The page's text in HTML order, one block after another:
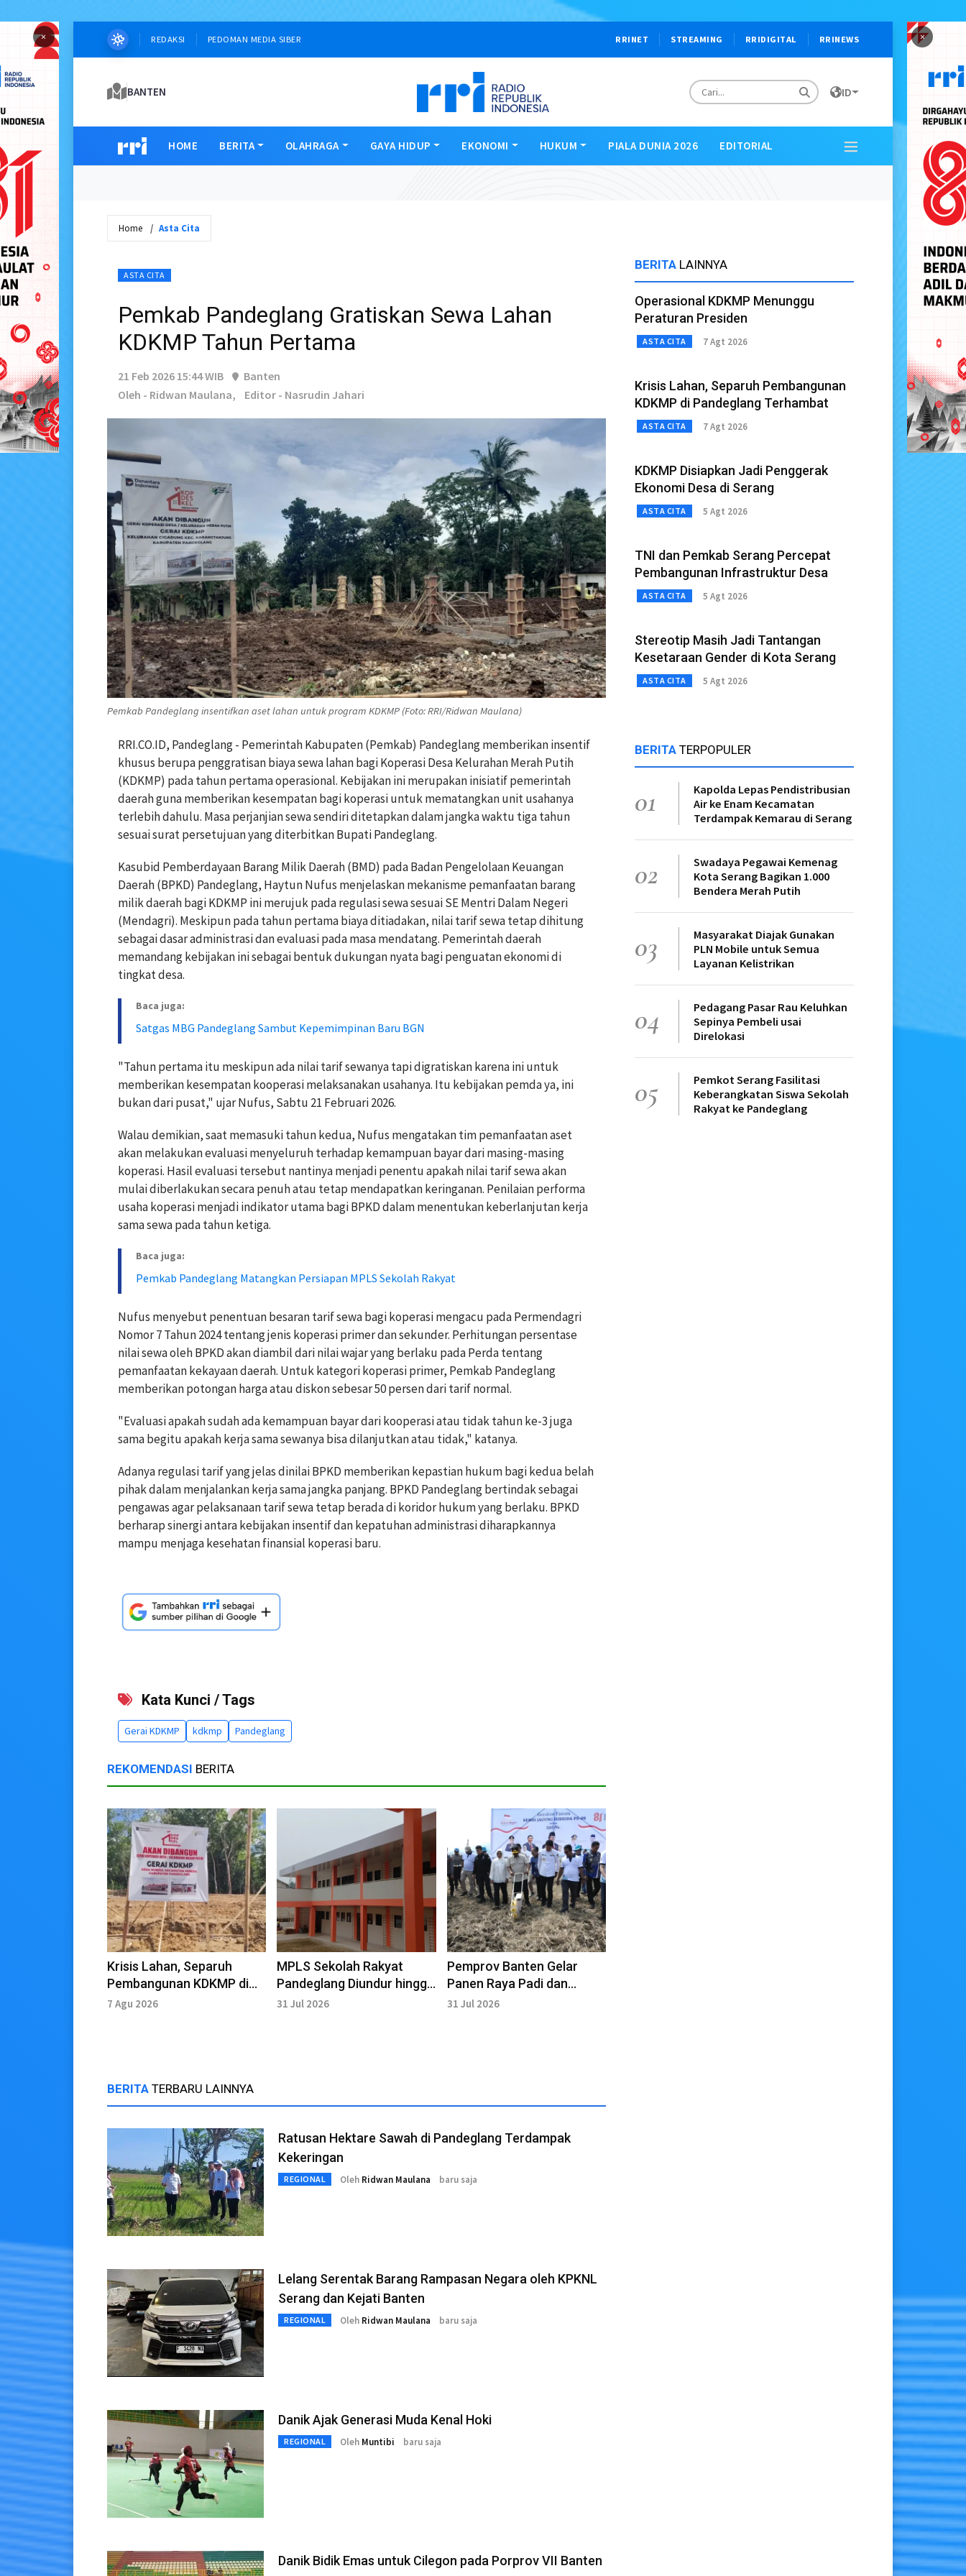
× ×
REDAKSI PEDOMAN MEDIA SIBER RRINET STREAMING RRIDIGITAL RRINEWS
BANTEN ID
HOME BERITA OLAHRAGA GAYA HIDUP EKONOMI HUKUM PIALA DUNIA 2026 EDITORIAL
Home Asta Cita
ASTA CITA
Pemkab Pandeglang Gratiskan Sewa Lahan
KDKMP Tahun Pertama
21 Feb 2026 15:44 WIB
Banten
Oleh - Ridwan Maulana,
Editor - Nasrudin Jahari
Pemkab Pandeglang insentifkan aset lahan untuk program KDKMP (Foto: RRI/Ridwan Maulana)
RRI.CO.ID, Pandeglang - Pemerintah Kabupaten (Pemkab) Pandeglang memberikan insentif
khusus berupa penggratisan biaya sewa lahan bagi Koperasi Desa Kelurahan Merah Putih
(KDKMP) pada tahun pertama operasional. Kebijakan ini merupakan inisiatif pemerintah
daerah guna memberikan kesempatan bagi koperasi untuk mematangkan unit usahanya
terlebih dahulu. Masa perjanjian sewa sendiri ditetapkan dalam jangka waktu tiga tahun
sesuai surat persetujuan yang diterbitkan Bupati Pandeglang.
Kasubid Pemberdayaan Barang Milik Daerah (BMD) pada Badan Pengelolaan Keuangan
Daerah (BPKD) Pandeglang, Haytun Nufus menjelaskan mekanisme pemanfaatan barang
milik daerah bagi KDKMP ini merujuk pada regulasi sewa sesuai SE Mentri Dalam Negeri
(Mendagri). Meskipun pada tahun pertama biaya ditiadakan, nilai tarif sewa tetap dihitung
sebagai dasar administrasi dan evaluasi pada masa mendatang. Pemerintah daerah
memandang kebijakan ini sebagai bentuk dukungan nyata bagi penguatan ekonomi di
tingkat desa.
Baca juga:
Satgas MBG Pandeglang Sambut Kepemimpinan Baru BGN
"Tahun pertama itu meskipun ada nilai tarif sewanya tapi digratiskan karena ini untuk
memberikan kesempatan kooperasi melaksanakan usahanya. Itu kebijakan pemda ya, ini
bukan dari pusat," ujar Nufus, Sabtu 21 Februari 2026.
Walau demikian, saat memasuki tahun kedua, Nufus mengatakan tim pemanfaatan aset
akan melakukan evaluasi menyeluruh terhadap kemampuan bayar dari masing-masing
koperasi. Hasil evaluasi tersebut nantinya menjadi penentu apakah nilai tarif sewa akan
mulai diberlakukan secara penuh atau tetap mendapatkan keringanan. Penilaian performa
usaha koperasi menjadi indikator utama bagi BPKD dalam menentukan keberlanjutan kerja
sama sewa pada tahun ketiga.
Baca juga:
Pemkab Pandeglang Matangkan Persiapan MPLS Sekolah Rakyat
Nufus menyebut penentuan besaran tarif sewa bagi koperasi mengacu pada Permendagri
Nomor 7 Tahun 2024 tentang jenis koperasi primer dan sekunder. Perhitungan persentase
nilai sewa oleh BPKD akan diambil dari nilai wajar yang berlaku pada Perda tentang
pemanfaatan kekayaan daerah. Untuk kategori koperasi primer, Pemkab Pandeglang
memberikan potongan harga atau diskon sebesar 50 persen dari tarif normal.
"Evaluasi apakah sudah ada kemampuan bayar dari kooperasi atau tidak tahun ke-3 juga
sama begitu apakah kerja sama sewanya bisa dilanjutkan atau tidak," katanya.
Adanya regulasi tarif yang jelas dinilai BPKD memberikan kepastian hukum bagi kedua belah
pihak dalam menjalankan kerja sama jangka panjang. BPKD Pandeglang bertindak sebagai
pengawas agar pelaksanaan tarif sewa tetap berada di koridor hukum yang berlaku. BPKD
berharap sinergi antara kebijakan insentif dan kepatuhan administrasi diharapkannya
mampu menjaga kesehatan finansial koperasi baru.
Kata Kunci / Tags
Gerai KDKMP kdkmp Pandeglang
REKOMENDASI BERITA
Krisis Lahan, Separuh
Pembangunan KDKMP di
Pandeglang Terhambat
7 Agu 2026
MPLS Sekolah Rakyat
Pandeglang Diundur hingga
Akhir Agustus
31 Jul 2026
Pemprov Banten Gelar
Panen Raya Padi dan
Tanam Jagung Hibrida di
31 Jul 2026
BERITA TERBARU LAINNYA
Ratusan Hektare Sawah di Pandeglang Terdampak
Kekeringan
REGIONAL Oleh Ridwan Maulana baru saja
Lelang Serentak Barang Rampasan Negara oleh KPKNL
Serang dan Kejati Banten
REGIONAL Oleh Ridwan Maulana baru saja
Danik Ajak Generasi Muda Kenal Hoki
REGIONAL Oleh Muntibi baru saja
Danik Bidik Emas untuk Cilegon pada Porprov VII Banten
BERITA LAINNYA
Operasional KDKMP Menunggu
Peraturan Presiden
ASTA CITA 7 Agt 2026
Krisis Lahan, Separuh Pembangunan
KDKMP di Pandeglang Terhambat
ASTA CITA 7 Agt 2026
KDKMP Disiapkan Jadi Penggerak
Ekonomi Desa di Serang
ASTA CITA 5 Agt 2026
TNI dan Pemkab Serang Percepat
Pembangunan Infrastruktur Desa
ASTA CITA 5 Agt 2026
Stereotip Masih Jadi Tantangan
Kesetaraan Gender di Kota Serang
ASTA CITA 5 Agt 2026
BERITA TERPOPULER
01
Kapolda Lepas Pendistribusian
Air ke Enam Kecamatan
Terdampak Kemarau di Serang
02
Swadaya Pegawai Kemenag
Kota Serang Bagikan 1.000
Bendera Merah Putih
03
Masyarakat Diajak Gunakan
PLN Mobile untuk Semua
Layanan Kelistrikan
04
Pedagang Pasar Rau Keluhkan
Sepinya Pembeli usai
Direlokasi
05
Pemkot Serang Fasilitasi
Keberangkatan Siswa Sekolah
Rakyat ke Pandeglang